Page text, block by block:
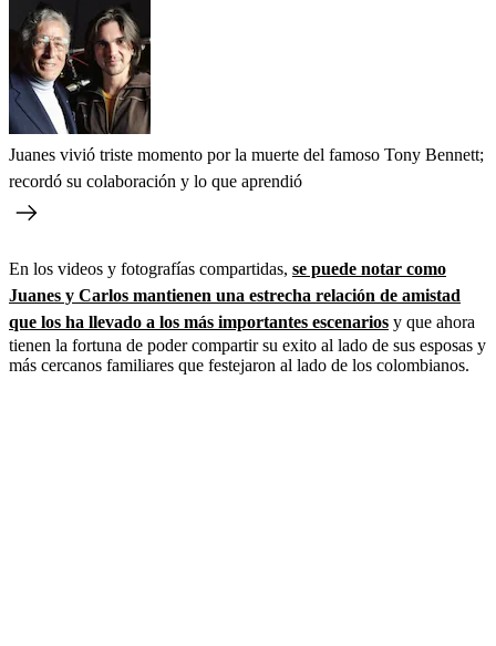
Juanes vivió triste momento por la muerte del famoso Tony Bennett;
recordó su colaboración y lo que aprendió
En los videos y fotografías compartidas, se puede notar como
Juanes y Carlos mantienen una estrecha relación de amistad
que los ha llevado a los más importantes escenarios y que ahora
tienen la fortuna de poder compartir su exito al lado de sus esposas y
más cercanos familiares que festejaron al lado de los colombianos.